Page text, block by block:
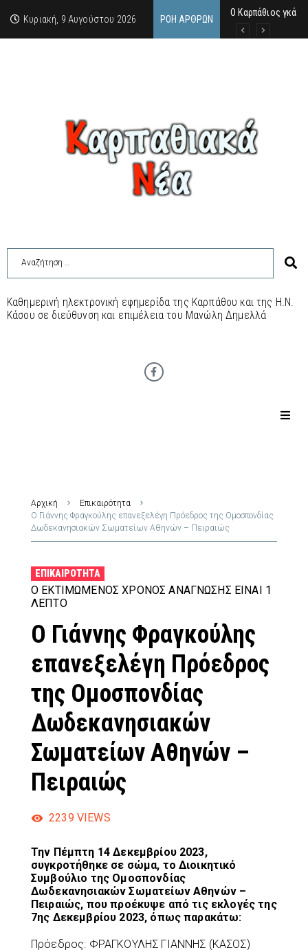
Κυριακή, 9 Αυγούστου 2026 ΡΟΉ ΆΡΘΡΩΝ
Ο Καρπάθιος
Από την πέτρα
Η Κάρπαθος υπό
Καθημερινή ηλεκτρονική εφημερίδα της Καρπάθου και της Η.Ν.
Κάσου σε διεύθυνση και επιμέλεια του Μανώλη Δημελλά
Αρχική
Επικαιρότητα
Ο Γιάννης Φραγκούλης επανεξελέγη Πρόεδρος της Ομοσπονδίας
Δωδεκανησιακών Σωματείων Αθηνών – Πειραιώς
ΕΠΙΚΑΙΡΌΤΗΤΑ
Ο ΕΚΤΙΜΏΜΕΝΟΣ ΧΡΌΝΟΣ ΑΝΆΓΝΩΣΗΣ ΕΊΝΑΙ 1
ΛΕΠΤΌ
Ο Γιάννης Φραγκούλης
επανεξελέγη Πρόεδρος
της Ομοσπονδίας
Δωδεκανησιακών
Σωματείων Αθηνών –
Πειραιώς
2239 VIEWS
Την Πέμπτη 14 Δεκεμβρίου 2023,
συγκροτήθηκε σε σώμα, το Διοικητικό
Συμβούλιο της Ομοσπονδίας
Δωδεκανησιακών Σωματείων Αθηνών –
Πειραιώς, που προέκυψε από τις εκλογές της
7ης Δεκεμβρίου 2023, όπως παρακάτω:
Πρόεδρος: ΦΡΑΓΚΟΥΛΗΣ ΓΙΑΝΝΗΣ (ΚΑΣΟΣ)